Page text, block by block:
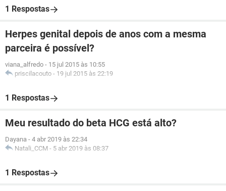
1 Respostas
Herpes genital depois de anos com a mesma
parceira é possível?
viana_alfredo - 15 jul 2015 às 10:55
priscilacouto - 19 jul 2015 às 22:19
1 Respostas
Meu resultado do beta HCG está alto?
Dayana - 4 abr 2019 às 22:34
Natali_CCM - 5 abr 2019 às 08:37
1 Respostas